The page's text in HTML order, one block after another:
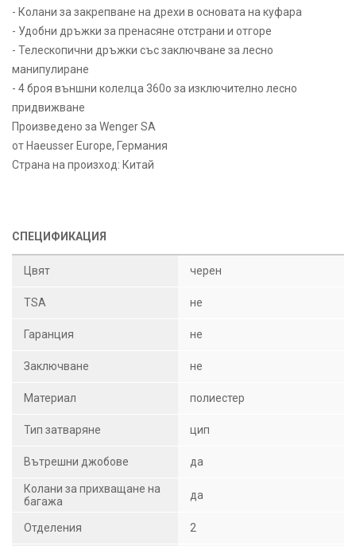
- Колани за закрепване на дрехи в основата на куфара
- Удобни дръжки за пренасяне отстрани и отгоре
- Телескопични дръжки със заключване за лесно
манипулиране
- 4 броя външни колелца 360о за изключително лесно
придвижване
Произведено за Wenger SA
от Haeusser Europe, Германия
Страна на произход: Китай
СПЕЦИФИКАЦИЯ
Цвят черен
TSA не
Гаранция не
Заключване не
Материал полиестер
Тип затваряне цип
Вътрешни джобове да
Колани за прихващане на
багажа
да
Отделения 2